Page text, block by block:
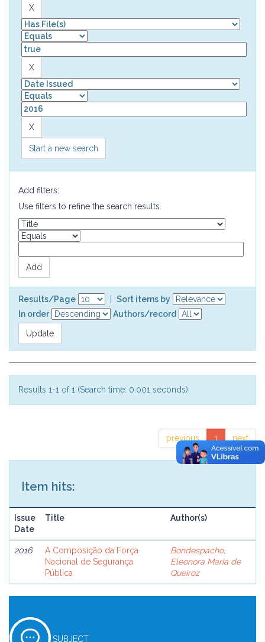
Start a new search
Add filters:
Use filters to refine the search results.
Results/Page
Sort items by
In order
Authors/record
Results 1-1 of 1 (Search time: 0.001 seconds).
previous 1 next
Item hits:
Issue
Date
Title Author(s)
2016
A Composição da Força
Nacional de Segurança
Pública
Bondespacho,
Eleonora Maria de
Queiroz
SUBJECT